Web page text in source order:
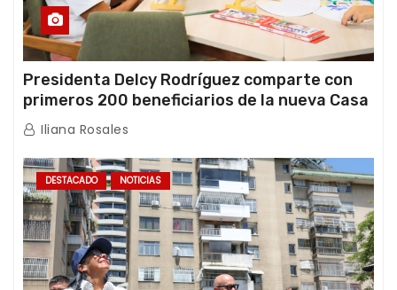
Presidenta Delcy Rodríguez comparte con
primeros 200 beneficiarios de la nueva Casa
de los Abuelos “La Primavera” en Caracas
Iliana Rosales
DESTACADO NOTICIAS